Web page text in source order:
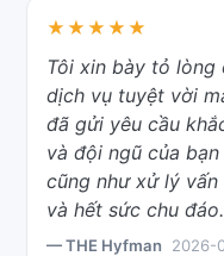
★★★★★
Tôi xin bày tỏ lòng
dịch vụ tuyệt vời
đã gửi yêu cầu
và đội ngũ của
cũng như xử lý
và hết sức chu đáo.
— THE Hyfman 2026-